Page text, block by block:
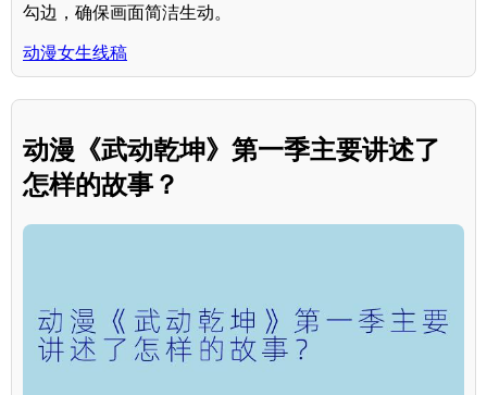
勾边，确保画面简洁生动。
动漫女生线稿
动漫《武动乾坤》第一季主要讲述了
怎样的故事？